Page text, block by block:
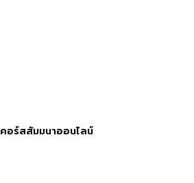
คอร์สสัมมนาออนไลน์